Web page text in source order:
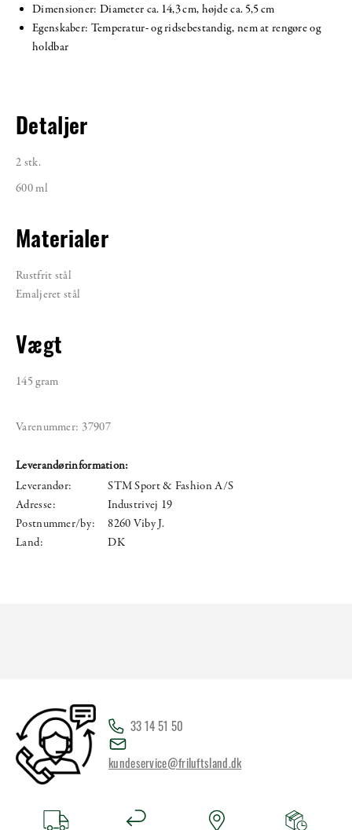
Dimensioner: Diameter ca. 14,3 cm, højde ca. 5,5 cm
Egenskaber: Temperatur- og ridsebestandig, nem at rengøre og
holdbar
Detaljer
2 stk.
600 ml
Materialer
Rustfrit stål
Emaljeret stål
Vægt
145 gram
Varenummer: 37907
Leverandørinformation:
Leverandør:
STM Sport & Fashion A/S
Adresse:
Industrivej 19
Postnummer/by:
8260 Viby J.
Land:
DK
33 14 51 50
kundeservice@friluftsland.dk